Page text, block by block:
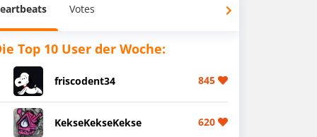
Votes
Top 10 User der Woche:
friscodent34 845
KekseKekseKekse 620